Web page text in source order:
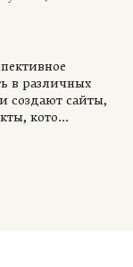
в различных
создают сайты,
кото...